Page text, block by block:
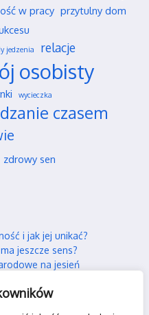
w pracy przytulny dom
jedzenia relacje
osobisty
wycieczka
czasem
zdrowy sen
i jak jej unikać?
jeszcze sens?
na jesień
nowych rzeczy?